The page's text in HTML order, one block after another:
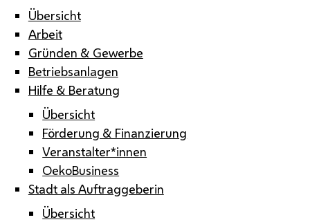
Übersicht
Arbeit
Gründen & Gewerbe
Betriebsanlagen
Hilfe & Beratung
Übersicht
Förderung & Finanzierung
Veranstalter*innen
OekoBusiness
Stadt als Auftraggeberin
Übersicht